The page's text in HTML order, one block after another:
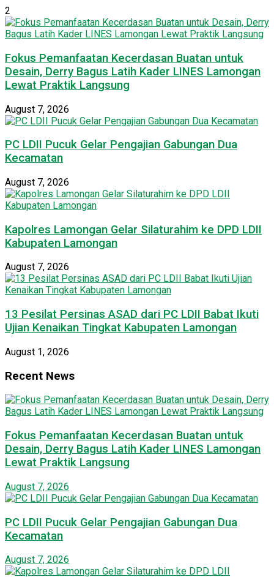
2
Fokus Pemanfaatan Kecerdasan Buatan untuk
Desain, Derry Bagus Latih Kader LINES Lamongan
Lewat Praktik Langsung
August 7, 2026
PC LDII Pucuk Gelar Pengajian Gabungan Dua
Kecamatan
August 7, 2026
Kapolres Lamongan Gelar Silaturahim ke DPD LDII
Kabupaten Lamongan
August 7, 2026
13 Pesilat Persinas ASAD dari PC LDII Babat Ikuti
Ujian Kenaikan Tingkat Kabupaten Lamongan
August 1, 2026
Recent News
Fokus Pemanfaatan Kecerdasan Buatan untuk
Desain, Derry Bagus Latih Kader LINES Lamongan
Lewat Praktik Langsung
August 7, 2026
PC LDII Pucuk Gelar Pengajian Gabungan Dua
Kecamatan
August 7, 2026